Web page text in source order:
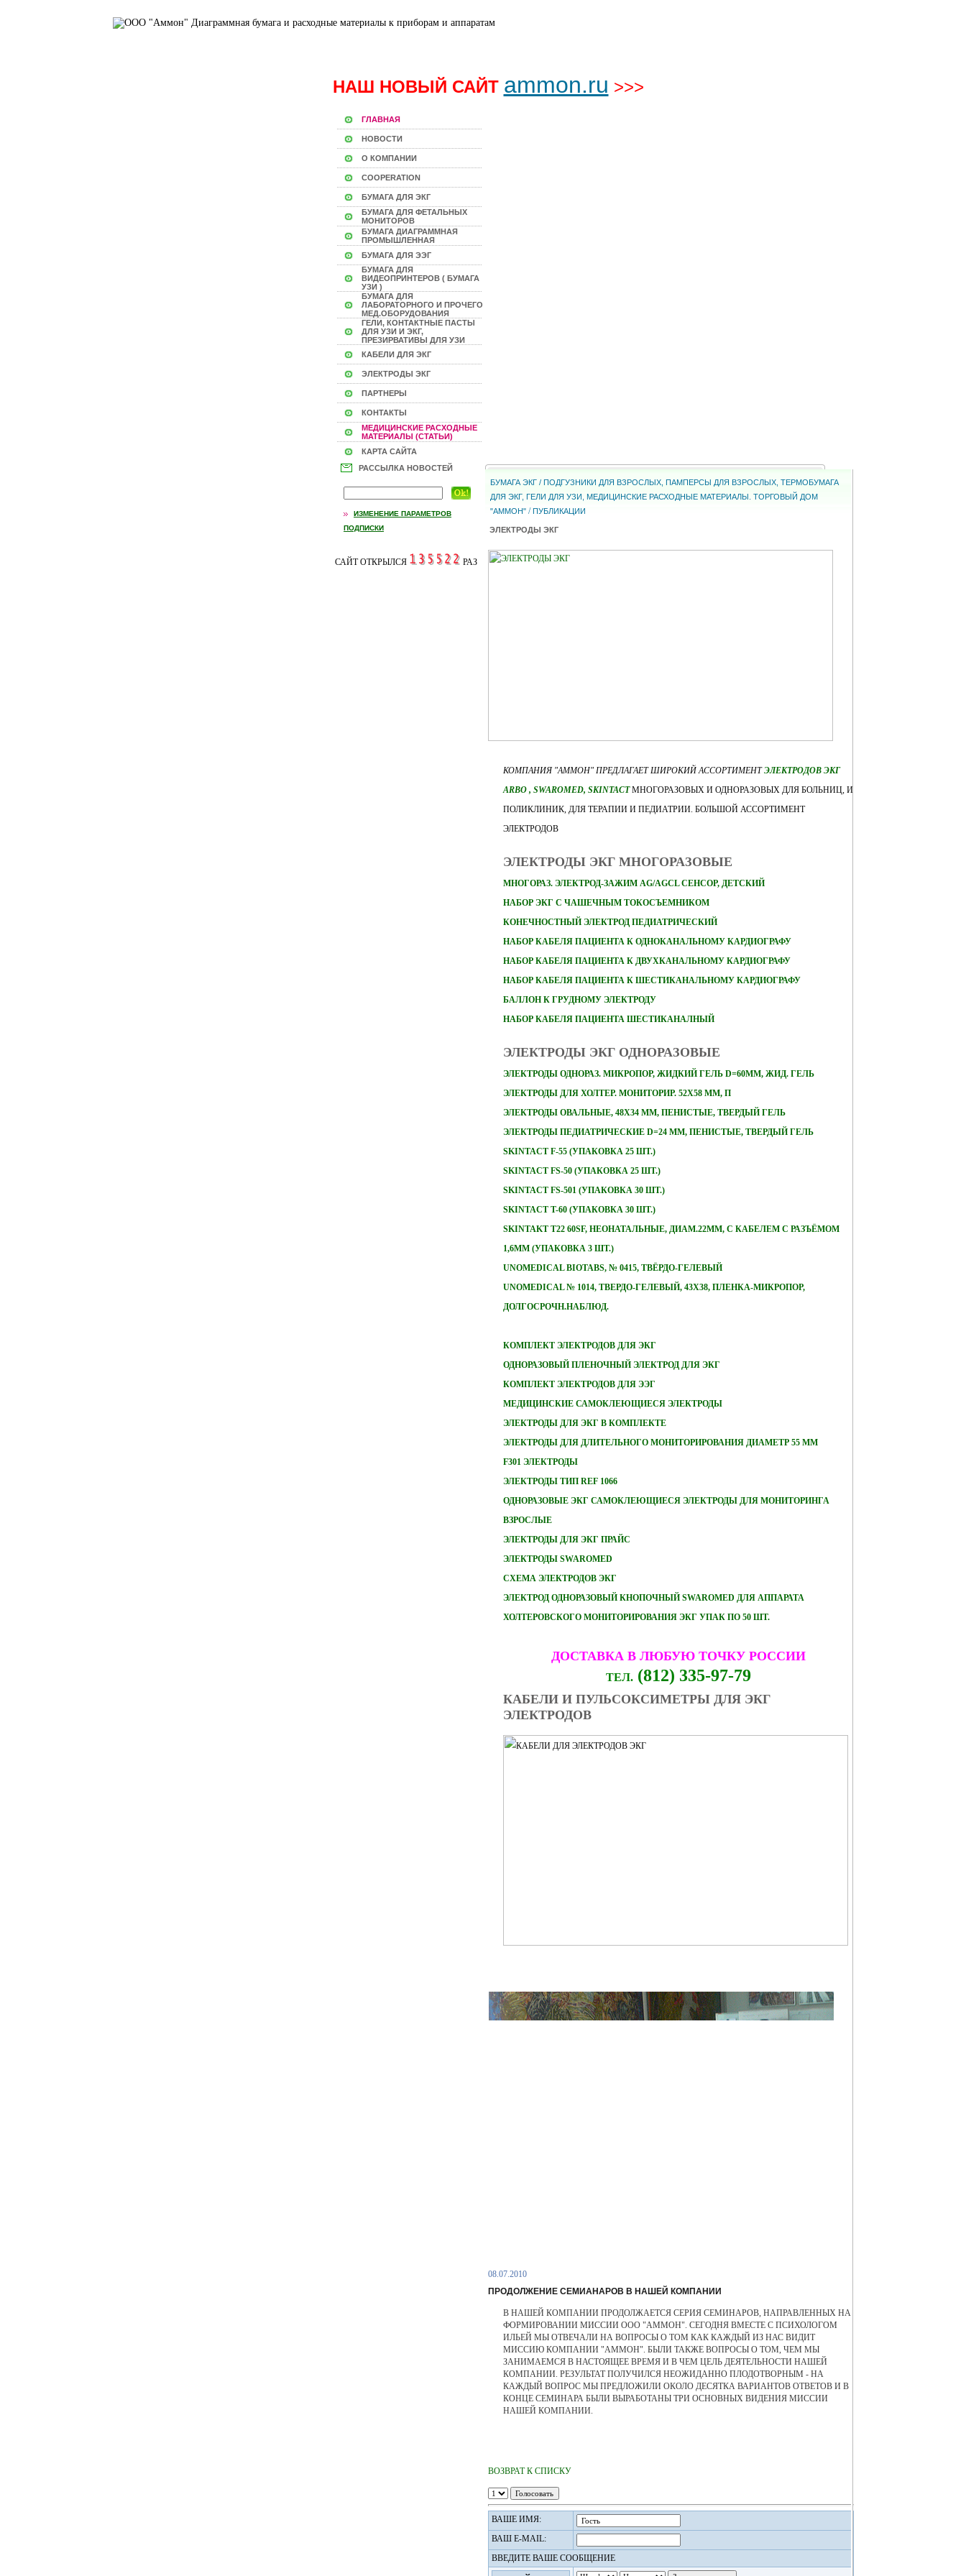
НАШ НОВЫЙ САЙТ ammon.ru >>>
ГЛАВНАЯ
НОВОСТИ
О КОМПАНИИ
COOPERATION
БУМАГА ДЛЯ ЭКГ
БУМАГА ДЛЯ ФЕТАЛЬНЫХ
МОНИТОРОВ
БУМАГА ДИАГРАММНАЯ
ПРОМЫШЛЕННАЯ
БУМАГА ДЛЯ ЭЭГ
БУМАГА ДЛЯ
ВИДЕОПРИНТЕРОВ ( БУМАГА
УЗИ )
БУМАГА ДЛЯ
ЛАБОРАТОРНОГО И ПРОЧЕГО
МЕД.ОБОРУДОВАНИЯ
ГЕЛИ, КОНТАКТНЫЕ ПАСТЫ
ДЛЯ УЗИ И ЭКГ,
ПРЕЗИРВАТИВЫ ДЛЯ УЗИ
КАБЕЛИ ДЛЯ ЭКГ
ЭЛЕКТРОДЫ ЭКГ
ПАРТНЕРЫ
КОНТАКТЫ
МЕДИЦИНСКИЕ РАСХОДНЫЕ
МАТЕРИАЛЫ (СТАТЬИ)
КАРТА САЙТА
РАССЫЛКА НОВОСТЕЙ
ИЗМЕНЕНИЕ ПАРАМЕТРОВ
ПОДПИСКИ
САЙТ ОТКРЫЛСЯ РАЗ
БУМАГА ЭКГ / ПОДГУЗНИКИ ДЛЯ ВЗРОСЛЫХ, ПАМПЕРСЫ ДЛЯ ВЗРОСЛЫХ, ТЕРМОБУМАГА
ДЛЯ ЭКГ, ГЕЛИ ДЛЯ УЗИ, МЕДИЦИНСКИЕ РАСХОДНЫЕ МАТЕРИАЛЫ. ТОРГОВЫЙ ДОМ
"АММОН" /ПУБЛИКАЦИИ
ЭЛЕКТРОДЫ ЭКГ
КОМПАНИЯ "АММОН" ПРЕДЛАГАЕТ ШИРОКИЙ АССОРТИМЕНТЭЛЕКТРОДОВ ЭКГ
ARBO , SWAROMED, SKINTACTМНОГОРАЗОВЫХ И ОДНОРАЗОВЫХ ДЛЯ БОЛЬНИЦ, И
ПОЛИКЛИНИК, ДЛЯ ТЕРАПИИ И ПЕДИАТРИИ. БОЛЬШОЙ АССОРТИМЕНТ
ЭЛЕКТРОДОВ
ЭЛЕКТРОДЫ ЭКГ МНОГОРАЗОВЫЕ
МНОГОРАЗ. ЭЛЕКТРОД-ЗАЖИМ AG/AGCL СЕНСОР, ДЕТСКИЙ
НАБОР ЭКГ С ЧАШЕЧНЫМ ТОКОСЪЕМНИКОМ
КОНЕЧНОСТНЫЙ ЭЛЕКТРОД ПЕДИАТРИЧЕСКИЙ
НАБОР КАБЕЛЯ ПАЦИЕНТА К ОДНОКАНАЛЬНОМУ КАРДИОГРАФУ
НАБОР КАБЕЛЯ ПАЦИЕНТА К ДВУХКАНАЛЬНОМУ КАРДИОГРАФУ
НАБОР КАБЕЛЯ ПАЦИЕНТА К ШЕСТИКАНАЛЬНОМУ КАРДИОГРАФУ
БАЛЛОН К ГРУДНОМУ ЭЛЕКТРОДУ
НАБОР КАБЕЛЯ ПАЦИЕНТА ШЕСТИКАНАЛНЫЙ
ЭЛЕКТРОДЫ ЭКГ ОДНОРАЗОВЫЕ
ЭЛЕКТРОДЫ ОДНОРАЗ. МИКРОПОР, ЖИДКИЙ ГЕЛЬ D=60ММ, ЖИД. ГЕЛЬ
ЭЛЕКТРОДЫ ДЛЯ ХОЛТЕР. МОНИТОРИР. 52Х58 ММ, П
ЭЛЕКТРОДЫ ОВАЛЬНЫЕ, 48Х34 ММ, ПЕНИСТЫЕ, ТВЕРДЫЙ ГЕЛЬ
ЭЛЕКТРОДЫ ПЕДИАТРИЧЕСКИЕ D=24 ММ, ПЕНИСТЫЕ, ТВЕРДЫЙ ГЕЛЬ
SKINTACT F-55 (УПАКОВКА 25 ШТ.)
SKINTACT FS-50 (УПАКОВКА 25 ШТ.)
SKINTACT FS-501 (УПАКОВКА 30 ШТ.)
SKINTACT T-60 (УПАКОВКА 30 ШТ.)
SKINTAKT T22 60SF, НЕОНАТАЛЬНЫЕ, ДИАМ.22ММ, С КАБЕЛЕМ С РАЗЪЁМОМ
1,6ММ (УПАКОВКА 3 ШТ.)
UNOMEDICAL BIOTABS, № 0415, ТВЁРДО-ГЕЛЕВЫЙ
UNOMEDICAL № 1014, ТВЕРДО-ГЕЛЕВЫЙ, 43Х38, ПЛЕНКА-МИКРОПОР,
ДОЛГОСРОЧН.НАБЛЮД.
КОМПЛЕКТ ЭЛЕКТРОДОВ ДЛЯ ЭКГ
ОДНОРАЗОВЫЙ ПЛЕНОЧНЫЙ ЭЛЕКТРОД ДЛЯ ЭКГ
КОМПЛЕКТ ЭЛЕКТРОДОВ ДЛЯ ЭЭГ
МЕДИЦИНСКИЕ САМОКЛЕЮЩИЕСЯ ЭЛЕКТРОДЫ
ЭЛЕКТРОДЫ ДЛЯ ЭКГ В КОМПЛЕКТЕ
ЭЛЕКТРОДЫ ДЛЯ ДЛИТЕЛЬНОГО МОНИТОРИРОВАНИЯ ДИАМЕТР 55 ММ
F301 ЭЛЕКТРОДЫ
ЭЛЕКТРОДЫ ТИП REF 1066
ОДНОРАЗОВЫЕ ЭКГ САМОКЛЕЮЩИЕСЯ ЭЛЕКТРОДЫ ДЛЯ МОНИТОРИНГА
ВЗРОСЛЫЕ
ЭЛЕКТРОДЫ ДЛЯ ЭКГ ПРАЙС
ЭЛЕКТРОДЫ SWAROMED
СХЕМА ЭЛЕКТРОДОВ ЭКГ
ЭЛЕКТРОД ОДНОРАЗОВЫЙ КНОПОЧНЫЙ SWAROMED ДЛЯ АППАРАТА
ХОЛТЕРОВСКОГО МОНИТОРИРОВАНИЯ ЭКГ УПАК ПО 50 ШТ.
ДОСТАВКА В ЛЮБУЮ ТОЧКУ РОССИИ
ТЕЛ. (812) 335-97-79
КАБЕЛИ И ПУЛЬСОКСИМЕТРЫ ДЛЯ ЭКГ
ЭЛЕКТРОДОВ
08.07.2010
ПРОДОЛЖЕНИЕ СЕМИАНАРОВ В НАШЕЙ КОМПАНИИ
В НАШЕЙ КОМПАНИИ ПРОДОЛЖАЕТСЯ СЕРИЯ СЕМИНАРОВ, НАПРАВЛЕННЫХ НА
ФОРМИРОВАНИИ МИССИИ ООО "АММОН". СЕГОДНЯ ВМЕСТЕ С ПСИХОЛОГОМ
ИЛЬЕЙ МЫ ОТВЕЧАЛИ НА ВОПРОСЫ О ТОМ КАК КАЖДЫЙ ИЗ НАС ВИДИТ
МИССИЮ КОМПАНИИ "АММОН". БЫЛИ ТАКЖЕ ВОПРОСЫ О ТОМ, ЧЕМ МЫ
ЗАНИМАЕМСЯ В НАСТОЯЩЕЕ ВРЕМЯ И В ЧЕМ ЦЕЛЬ ДЕЯТЕЛЬНОСТИ НАШЕЙ
КОМПАНИИ. РЕЗУЛЬТАТ ПОЛУЧИЛСЯ НЕОЖИДАННО ПЛОДОТВОРНЫМ - НА
КАЖДЫЙ ВОПРОС МЫ ПРЕДЛОЖИЛИ ОКОЛО ДЕСЯТКА ВАРИАНТОВ ОТВЕТОВ И В
КОНЦЕ СЕМИНАРА БЫЛИ ВЫРАБОТАНЫ ТРИ ОСНОВНЫХ ВИДЕНИЯ МИССИИ
НАШЕЙ КОМПАНИИ.
ВОЗВРАТ К СПИСКУ
ВАШЕ ИМЯ:
ВАШ E-MAIL:
ВВЕДИТЕ ВАШЕ СООБЩЕНИЕ